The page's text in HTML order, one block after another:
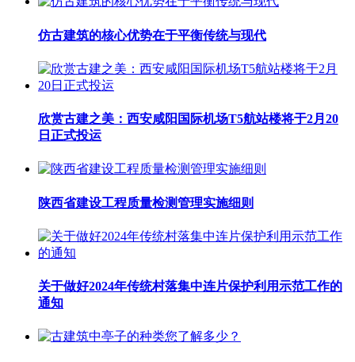
仿古建筑的核心优势在于平衡传统与现代
欣赏古建之美：西安咸阳国际机场T5航站楼将于2月20
日正式投运
陕西省建设工程质量检测管理实施细则
关于做好2024年传统村落集中连片保护利用示范工作的
通知